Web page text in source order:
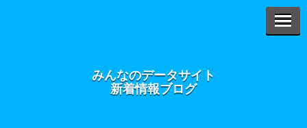
みんなのデータサイト
新着情報ブログ